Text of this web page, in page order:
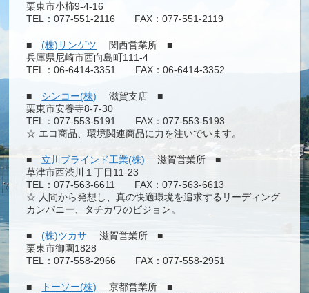
栗東市小柿9-4-16
TEL：077-551-2116 FAX：077-551-2119
■(株)サンゲツ 関西営業所 ■
兵庫県尼崎市西向島町111-4
TEL：06-6414-3351 FAX：06-6414-3352
■ シンコー(株) 滋賀支店 ■
栗東市安養寺8-7-30
TEL：077-553-5191 FAX：077-553-5193
☆ エコ商品、環境関連商品に力を注いでいます。
■ 立川ブラインド工業(株) 滋賀営業所 ■
草津市西渋川１丁目11-23
TEL：077-563-6611 FAX：077-563-6613
☆ 人間から発想し、真の快適環境を追求するリーディング
カンパニー、タチカワのビジョン。
■(株)ツカサ 滋賀営業所 ■
栗東市御園1828
TEL：077-558-2966 FAX：077-558-2951
■ トーソー(株) 京都営業所 ■